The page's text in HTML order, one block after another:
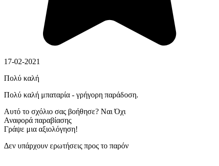
17-02-2021
Πολύ καλή
Πολύ καλή μπαταρία - γρήγορη παράδοση.
Αυτό το σχόλιο σας βοήθησε? Ναι Όχι
Αναφορά παραβίασης
Γράψε μια αξιολόγηση!
Δεν υπάρχουν ερωτήσεις προς το παρόν